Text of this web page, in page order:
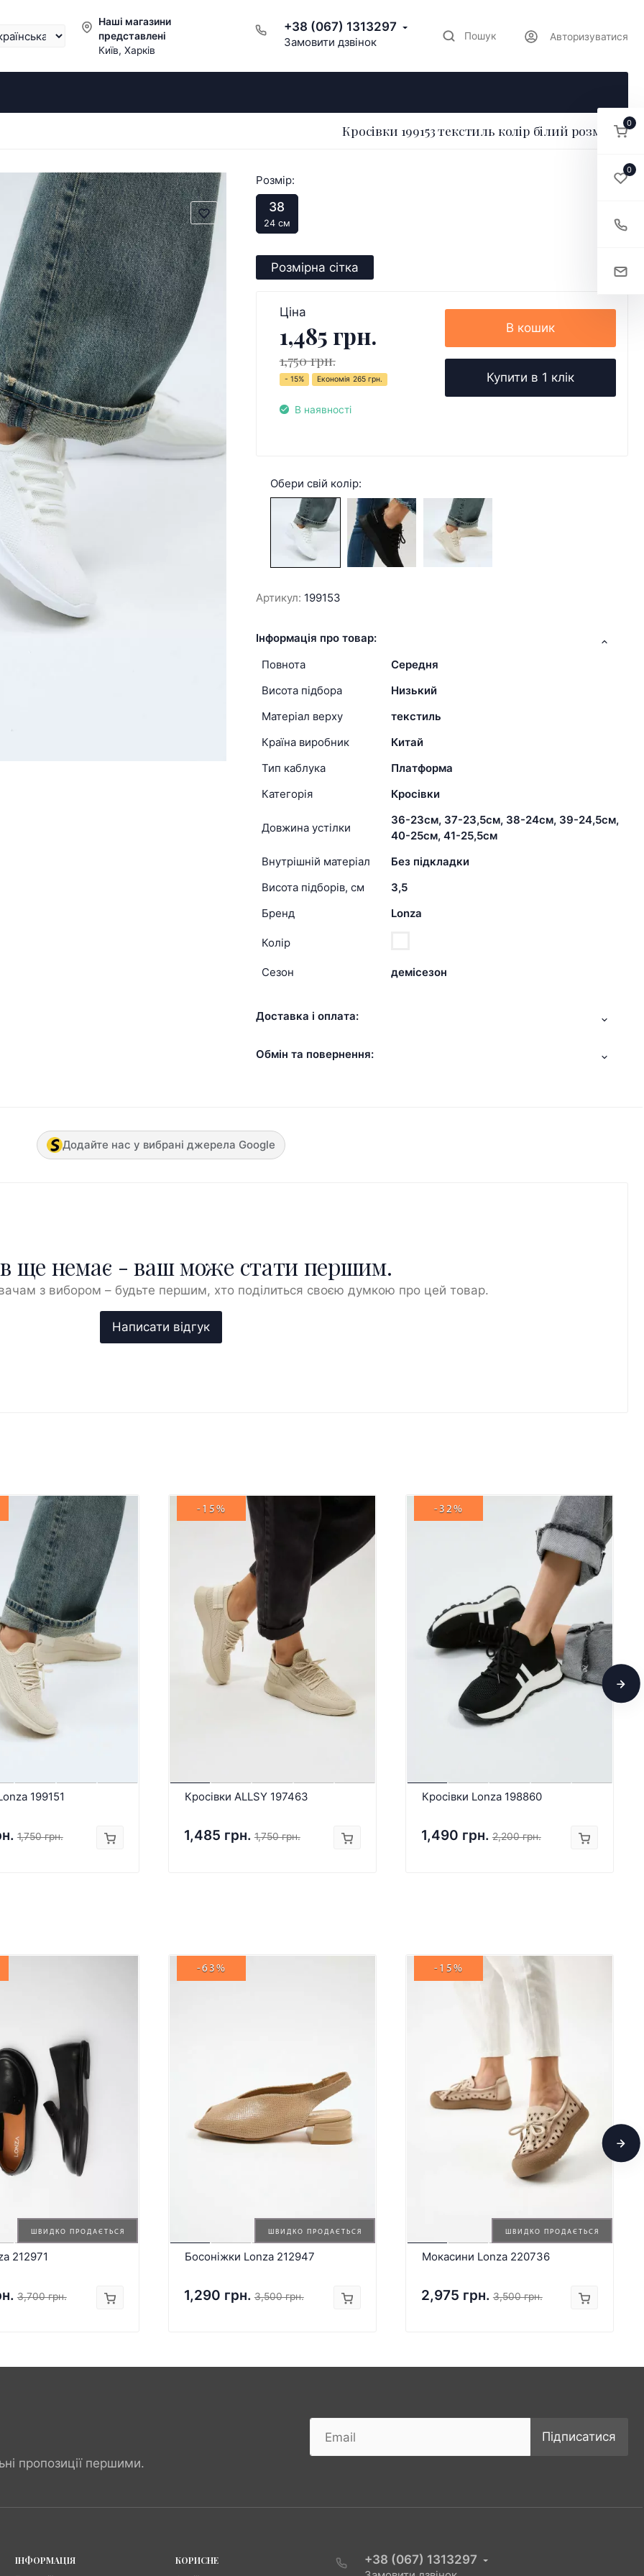
Наші магазини
представлені
Київ, Харків
+38 (067) 1313297
Замовити дзвінок Пошук Авторизуватися
Кросівки 199153 текстиль колір білий розмір 38
Розмір:
38
24 см
Розмірна сітка
Ціна
1,485 грн.
1,750 грн.
- 15% Економія 265 грн.
В наявності
В кошик
Купити в 1 клік
Обери свій колір:
Артикул: 199153
Інформація про товар:
Повнота
Середня
Висота підбора
Низький
Матеріал верху
текстиль
Країна виробник
Китай
Тип каблука
Платформа
Категорія
Кросівки
Довжина устілки
36-23см, 37-23,5см, 38-24см, 39-24,5см,
40-25см, 41-25,5см
Внутрішній матеріал
Без підкладки
Висота підборів, см
3,5
Бренд
Lonza
Колір
Сезон демісезон
Доставка і оплата:
Обмін та повернення:
Додайте нас у вибрані джерела Google
ще немає - ваш може стати першим.
з вибором – будьте першим, хто поділиться своєю думкою про цей товар.
199151
1,750 грн.
-15%
Кросівки ALLSY 197463
1,485 грн. 1,750 грн.
-32%
Кросівки Lonza 198860
1,490 грн. 2,200 грн.
ШВИДКО ПРОДАЄТЬСЯ
212971
3,700 грн.
ШВИДКО ПРОДАЄТЬСЯ
-63%
Босоніжки Lonza 212947
1,290 грн. 3,500 грн.
ШВИДКО ПРОДАЄТЬСЯ
-15%
Мокасини Lonza 220736
2,975 грн. 3,500 грн.
пропозиції першими.
Підписатися
ІНФОРМАЦІЯ
КОРИСНЕ
+38 (067) 1313297
0
0